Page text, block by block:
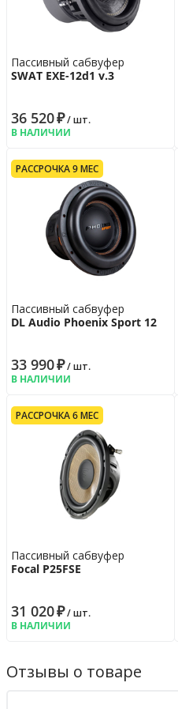
Пассивный сабвуфер
SWAT EXE-12d1 v.3
36 520₽/ шт.
В НАЛИЧИИ
РАССРОЧКА 9 МЕС
Пассивный сабвуфер
DL Audio Phoenix Sport 12
33 990₽/ шт.
В НАЛИЧИИ
РАССРОЧКА 6 МЕС
Пассивный сабвуфер
Focal P25FSE
31 020₽/ шт.
В НАЛИЧИИ
Отзывы о товаре